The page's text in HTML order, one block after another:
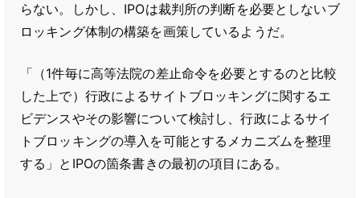
らない。しかし、IPOは裁判所の判断を必要としないブ
ロッキング体制の構築を画策しているようだ。
「（1件毎に高等法院の差止命令を必要とするのと比較
した上で）行政によるサイトブロッキングに関するエ
ビデンスやその影響について検討し、行政によるサイ
トブロッキングの導入を可能とするメカニズムを整理
する」とIPOの箇条書きの最初の項目にある。